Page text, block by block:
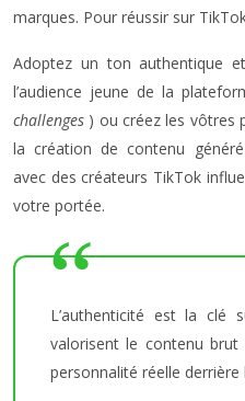
marques. Pour réussir sur
Adoptez un ton authentique
l’audience jeune de la
challenges ) ou créez les vôtres
la création de contenu
avec des créateurs TikTok
votre portée.
L’authenticité est la clé
valorisent le contenu
personnalité réelle derrière